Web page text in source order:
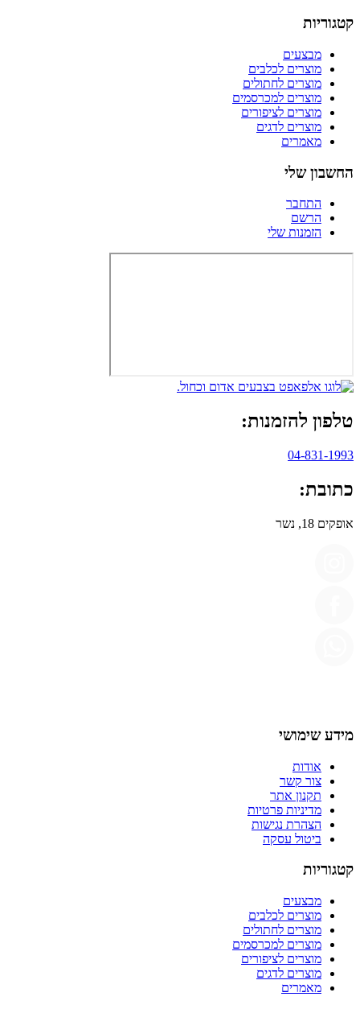
קטגוריות
מבצעים
מוצרים לכלבים
מוצרים לחתולים
מוצרים למכרסמים
מוצרים לציפורים
מוצרים לדגים
מאמרים
החשבון שלי
התחבר
הרשם
הזמנות שלי
טלפון להזמנות:
04-831-1993
כתובת:
אופקים 18, נשר
מידע שימושי
אודות
צור קשר
תקנון אתר
מדיניות פרטיות
הצהרת נגישות
ביטול עסקה
קטגוריות
מבצעים
מוצרים לכלבים
מוצרים לחתולים
מוצרים למכרסמים
מוצרים לציפורים
מוצרים לדגים
מאמרים